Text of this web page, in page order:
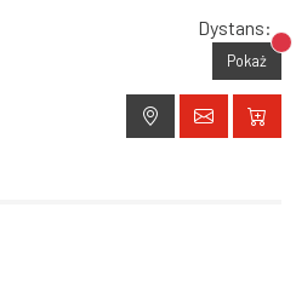
Dystans:
Pokaż